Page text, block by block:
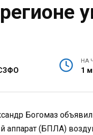
НА
1
Богомаз
аппарат (БПЛА)